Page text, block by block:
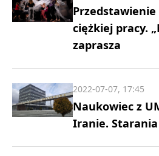
ciężkiej pracy.
zaprasza
Naukowiec z
Iranie.
2022-07-07, 17:45